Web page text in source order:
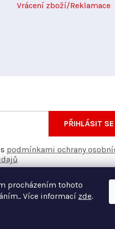
procházením tohoto
Více informací zde.
Vrácení zboží/Reklamace
našem e-shopu.
podmínkami ochrany
PŘIHLÁSIT SE